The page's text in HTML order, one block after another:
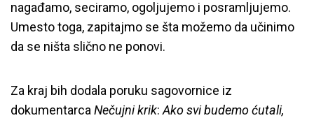
nagađamo, seciramo, ogoljujemo i posramljujemo.
Umesto toga, zapitajmo se šta možemo da učinimo
da se ništa slično ne ponovi.
Za kraj bih dodala poruku sagovornice iz
dokumentarca Nečujni krik: Ako svi budemo ćutali,